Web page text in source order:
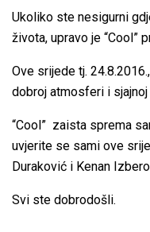
Ukoliko ste nesigurni
života, upravo je “Cool”
Ove srijede tj.
dobroj atmosferi i sjajnoj
“Cool” zaista sprema
uvjerite se sami ove
Duraković i Kenan
Svi ste dobrodošli.